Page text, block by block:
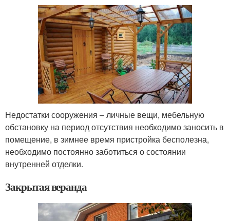
Недостатки сооружения – личные вещи, мебельную
обстановку на период отсутствия необходимо заносить в
помещение, в зимнее время пристройка бесполезна,
необходимо постоянно заботиться о состоянии
внутренней отделки.
Закрытая веранда